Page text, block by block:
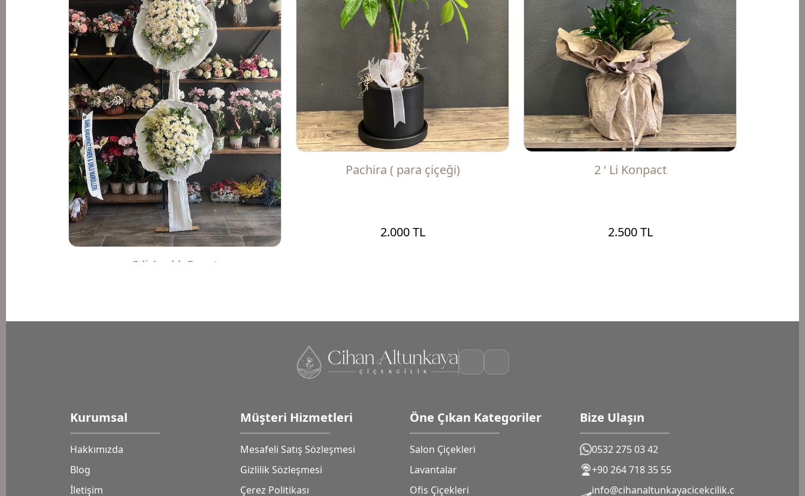
2 li Ayaklı Sepet
Pachira ( para çiçeği)
2.000 TL
2 ‘ Li Konpact
2.500 TL
Kurumsal
Hakkımızda
Blog
İletişim
Müşteri Hizmetleri
Mesafeli Satış Sözleşmesi
Gizlilik Sözleşmesi
Çerez Politikası
Öne Çıkan Kategoriler
Salon Çiçekleri
Lavantalar
Ofis Çiçekleri
Bize Ulaşın
0532 275 03 42
+90 264 718 35 55
info@cihanaltunkayacicekcilik.c